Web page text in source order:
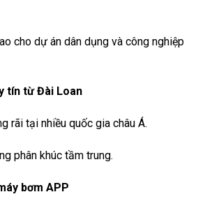
cho dự án dân dụng và công nghiệp
tín từ Đài Loan
rãi tại nhiều quốc gia châu Á.
phân khúc tầm trung.
bơm APP